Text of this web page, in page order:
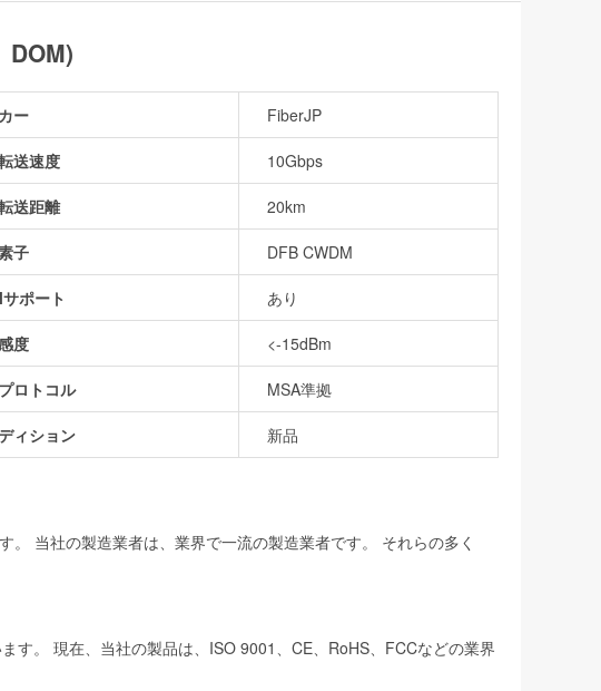
DOM)
ー FiberJP
送速度 10Gbps
送距離 20km
子 DFB CWDM
ポート あり
度 <-15dBm
ロトコル MSA準拠
ィション 新品
当社の製造業者は、業界で一流の製造業者です。 それらの多く
す。 現在、当社の製品は、ISO 9001、CE、RoHS、FCCなどの業界